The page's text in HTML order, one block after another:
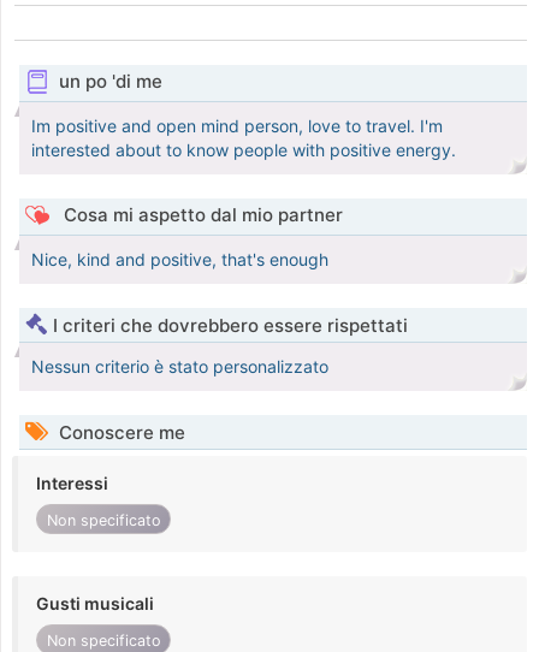
un po 'di me
Im positive and open mind person, love to travel. I'm
interested about to know people with positive energy.
Cosa mi aspetto dal mio partner
Nice, kind and positive, that's enough
I criteri che dovrebbero essere rispettati
Nessun criterio è stato personalizzato
Conoscere me
Interessi
Non specificato
Gusti musicali
Non specificato